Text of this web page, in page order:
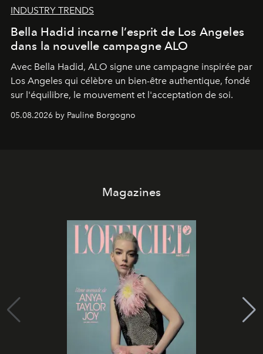
INDUSTRY TRENDS
Bella Hadid incarne l’esprit de Los Angeles
dans la nouvelle campagne ALO
Avec Bella Hadid, ALO signe une campagne inspirée par
Los Angeles qui célèbre un bien-être authentique, fondé
sur l'équilibre, le mouvement et l'acceptation de soi.
05.08.2026 by Pauline Borgogno
Magazines